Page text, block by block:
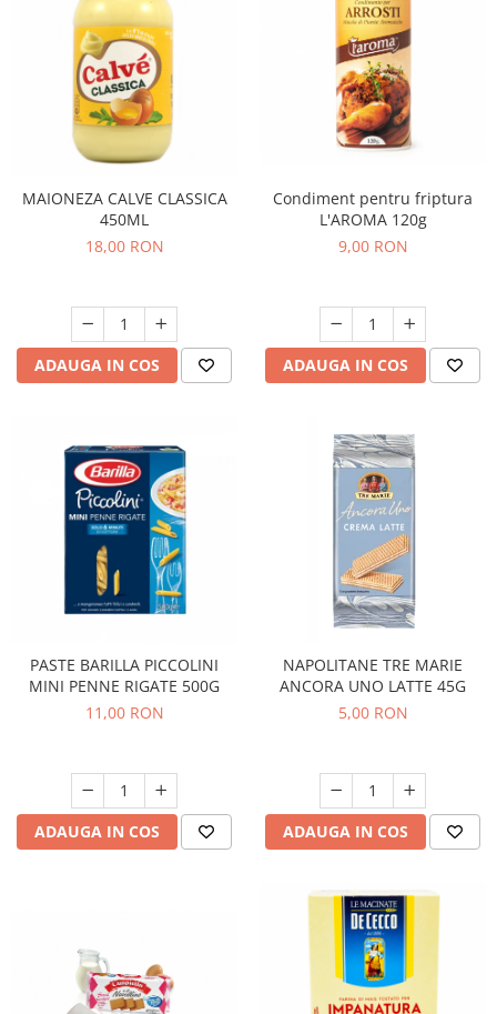
MAIONEZA CALVE CLASSICA
450ML
18,00 RON
ADAUGA IN COS
Condiment pentru friptura
L'AROMA 120g
9,00 RON
ADAUGA IN COS
PASTE BARILLA PICCOLINI
MINI PENNE RIGATE 500G
11,00 RON
ADAUGA IN COS
NAPOLITANE TRE MARIE
ANCORA UNO LATTE 45G
5,00 RON
ADAUGA IN COS